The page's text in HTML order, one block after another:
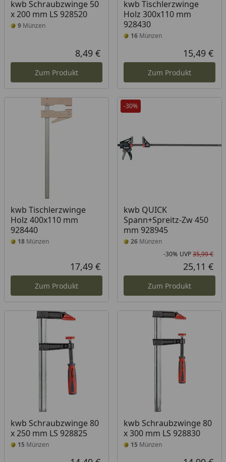
kwb Schraubzwinge 50
x 200 mm LS 928520
9 Münzen
Aktueller Preis
8,49 €
Zum Produkt
kwb Tischlerzwinge
Holz 300x110 mm
928430
16Münzen
15,49 €
Zum Produkt
kwb Tischlerzwinge
Holz 400x110 mm
928440
18 Münzen
Aktueller Preis
17,49 €
Zum Produkt
-30%
kwb QUICK
Spann+Spreitz-Zw 450
mm 928945
26Münzen
-30% UVP35,99 €
25,11 €
Zum Produkt
kwb Schraubzwinge 80
x 250 mm LS 928825
15 Münzen
kwb Schraubzwinge 80
x 300 mm LS 928830
15 Münzen